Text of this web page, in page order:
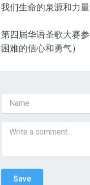
们生命的泉源和力
第四届华语圣歌大赛
难的信心和勇气）